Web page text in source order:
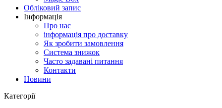
Обліковий запис
Інформація
Про нас
інформація про доставку
Як зробити замовлення
Система знижок
Часто задавані питання
Контакти
Новини
Категорії